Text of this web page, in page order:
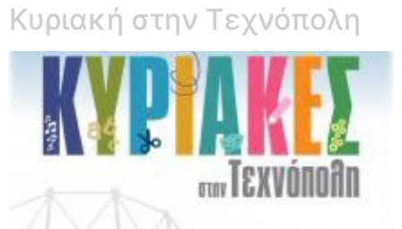
Κυριακή στην Τεχνόπολη